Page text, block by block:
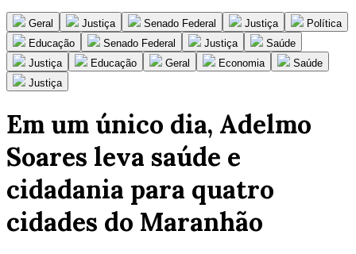
Geral Justiça Senado Federal Justiça
Política
Educação
Senado Federal Justiça
Saúde
Justiça
Educação Geral Economia
Saúde
Justiça
Em um único dia, Adelmo
Soares leva saúde e
cidadania para quatro
cidades do Maranhão